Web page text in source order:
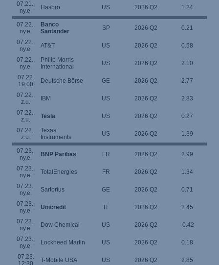
07.21.,
ny.e.
Hasbro US 2026 Q2 1.24
07.22.,
ny.e.
Banco
Santander
SP 2026 Q2 0.21
07.22.,
ny.e.
AT&T US 2026 Q2 0.58
07.22.,
ny.e.
Philip Morris
International
US 2026 Q2 2.10
07.22.
19:00
Deutsche Börse GE 2026 Q2 2.77
07.22.,
z.u.
IBM US 2026 Q2 2.83
07.22.,
z.u.
Tesla US 2026 Q2 0.27
07.22.,
z.u.
Texas
Instruments
US 2026 Q2 1.39
07.23.,
ny.e.
BNP Paribas FR 2026 Q2 2.99
07.23.,
ny.e.
TotalEnergies FR 2026 Q2 1.34
07.23.,
ny.e.
Sartorius GE 2026 Q2 0.71
07.23.,
ny.e.
Unicredit IT 2026 Q2 2.45
07.23.,
ny.e.
Dow Chemical US 2026 Q2 -0.42
07.23.,
ny.e.
Lockheed Martin US 2026 Q2 0.18
07.23.
12:30
T-Mobile USA US 2026 Q2 2.85